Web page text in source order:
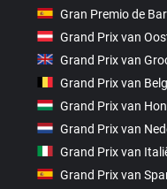
Gran Premio de
Grand Prix van
Grand Prix van
Grand Prix van
Grand Prix van
Grand Prix van
Grand Prix van
Grand Prix van